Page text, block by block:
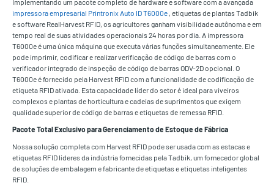
impressora empresarial Printronix Auto ID T6000e , etiquetas de plantas Tadbik
e software RealHarvest RFID, os agricultores ganham visibilidade autônoma e em
tempo real de suas atividades operacionais 24 horas por dia. A impressora
T6000e é uma única máquina que executa várias funções simultaneamente. Ele
pode imprimir, codificar e realizar verificação de código de barras com o
verificador integrado de inspeção de código de barras ODV-2D opcional. O
T6000e é fornecido pela Harvest RFID com a funcionalidade de codificação de
etiqueta RFID ativada. Esta capacidade líder do setor é ideal para viveiros
complexos e plantas de horticultura e cadeias de suprimentos que exigem
qualidade superior de código de barras e etiquetas de remessa RFID.
Pacote Total Exclusivo para Gerenciamento de Estoque de Fábrica
Nossa solução completa com Harvest RFID pode ser usada com as estacas e
etiquetas RFID líderes da indústria fornecidas pela Tadbik, um fornecedor global
de soluções de embalagem e fabricante de etiquetas e etiquetas inteligentes
RFID.